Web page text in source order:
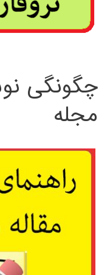
چگونگی
مجله